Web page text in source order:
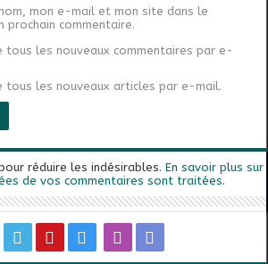
mon e-mail et mon site dans le
prochain commentaire.
tous les nouveaux commentaires par e-
tous les nouveaux articles par e-mail.
réduire les indésirables.En savoir plus sur
de vos commentaires sont traitées.